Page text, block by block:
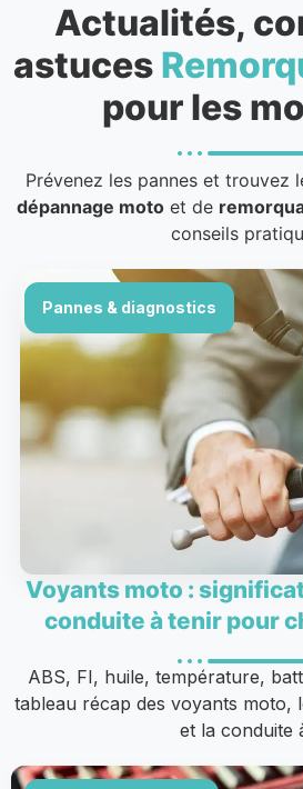
Actualités,
astuces
pour les
Prévenez les pannes et trouvez
dépannage motoet de
conseils
Pannes & diagnostics
Voyants moto :
conduite à tenir pour
ABS, FI, huile, température,
tableau récap des voyants moto,
et la conduite